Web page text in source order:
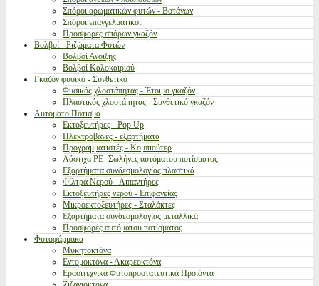
Σπόροι αρωματικών φυτών - Βοτάνων
Σπόροι επαγγελματικοί
Προσφορές σπόρων γκαζόν
Βολβοί - Ριζώματα Φυτών
Βολβοί Ανοιξης
Βολβοί Καλοκαιριού
Γκαζόν φυσικό - Συνθετικό
Φυσικός χλοοτάπητας - Έτοιμο γκαζόν
Πλαστικός χλοοτάπητας - Συνθετικό γκαζόν
Αυτόματο Πότισμα
Εκτοξευτήρες - Pop Up
Ηλεκτροβάνες - εξαρτήματα
Προγραμματιστές - Κομπιούτερ
Λάστιχα PE- Σωλήνες αυτόματου ποτίσματος
Εξαρτήματα συνδεσμολογίας πλαστικά
Φίλτρα Νερού - Λιπαντήρες
Εκτοξευτήρες νερού - Επιφανείας
Μικροεκτοξευτήρες - Σταλάκτες
Εξαρτήματα συνδεσμολογίας μεταλλικά
Προσφορές αυτόματου ποτίσματος
Φυτοφάρμακα
Μυκητοκτόνα
Εντομοκτόνα - Ακαρεοκτόνα
Ερασιτεχνικά Φυτοπροστατευτικά Προιόντα